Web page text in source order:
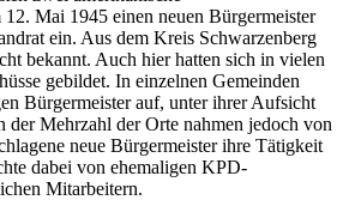
Mai 1945 einen neuen Bürgermeister
ein. Aus dem Kreis Schwarzenberg
bekannt. Auch hier hatten sich in vielen
gebildet. In einzelnen Gemeinden
Bürgermeister auf, unter ihrer Aufsicht
der Mehrzahl der Orte nahmen jedoch von
neue Bürgermeister ihre Tätigkeit
dabei von ehemaligen KPD-
Mitarbeitern.